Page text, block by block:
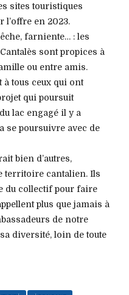
sites touristiques
l’offre en 2023.
farniente… : les
sont propices à
ou entre amis.
tous ceux qui ont
qui poursuit
lac engagé il y a
se poursuivre avec de
bien d’autres,
territoire cantalien. Ils
du collectif pour faire
plus que jamais à
de notre
diversité, loin de toute